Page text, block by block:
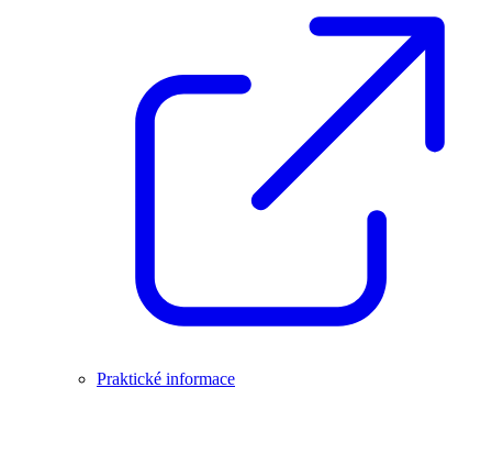
Praktické informace